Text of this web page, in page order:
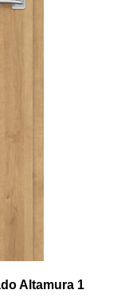
Altamura 1